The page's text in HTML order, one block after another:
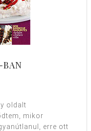
BAN
oldalt
mikor
erre ott